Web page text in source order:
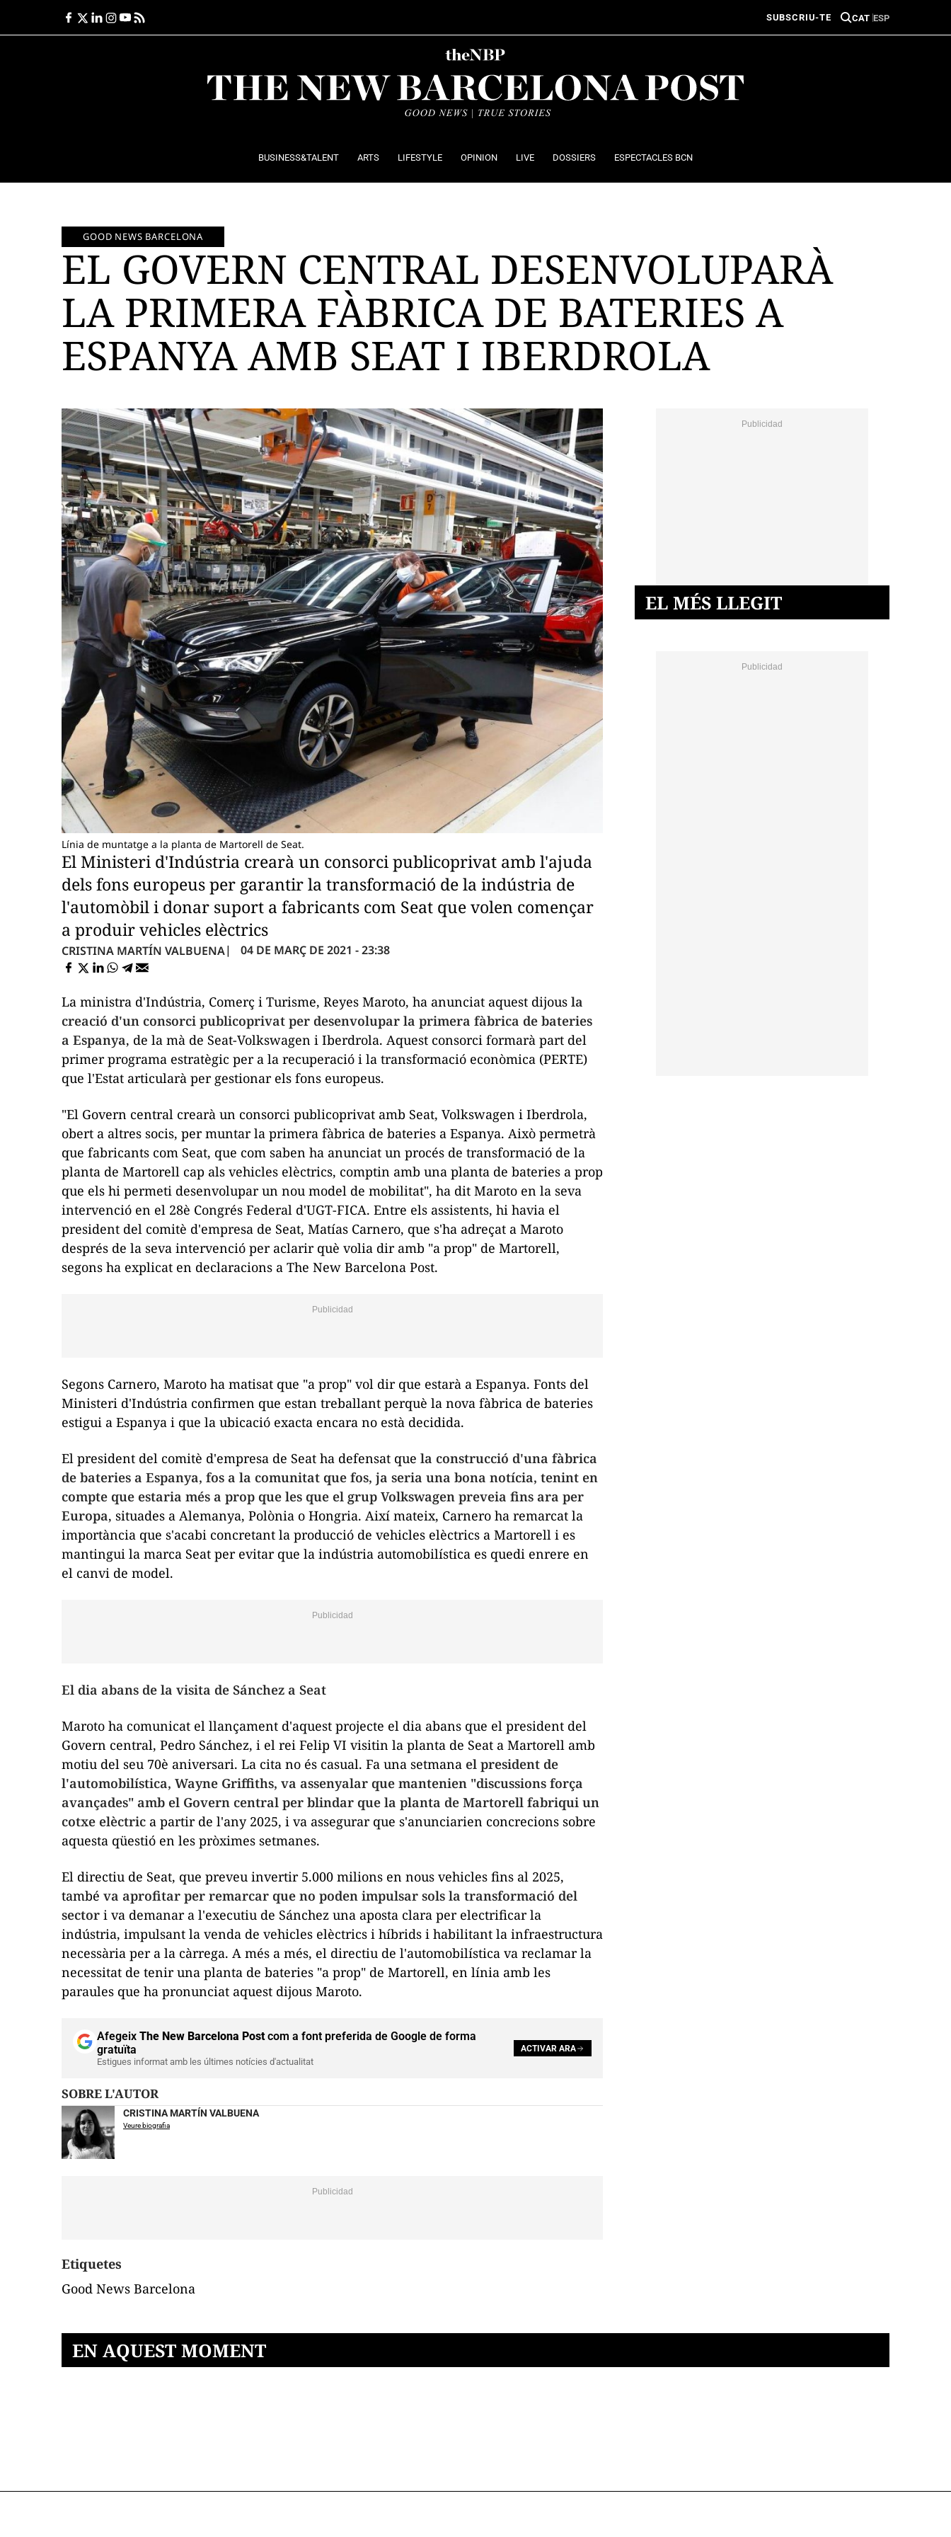
contenido
SUBSCRIU-TE CAT ESP
BUSINESS&TALENT ARTS LIFESTYLE OPINION LIVE DOSSIERS ESPECTACLES BCN
GOOD NEWS BARCELONA
EL GOVERN CENTRAL DESENVOLUPARÀ
LA PRIMERA FÀBRICA DE BATERIES A
ESPANYA AMB SEAT I IBERDROLA
Línia de muntatge a la planta de Martorell de Seat.
El Ministeri d'Indústria crearà un consorci publicoprivat amb l'ajuda
dels fons europeus per garantir la transformació de la indústria de
l'automòbil i donar suport a fabricants com Seat que volen començar
a produir vehicles elèctrics
CRISTINA MARTÍN VALBUENA 04 DE MARÇ DE 2021 - 23:38
La ministra d'Indústria, Comerç i Turisme, Reyes Maroto, ha anunciat aquest dijous la
creació d'un consorci publicoprivat per desenvolupar la primera fàbrica de bateries
a Espanya, de la mà de Seat-Volkswagen i Iberdrola. Aquest consorci formarà part del
primer programa estratègic per a la recuperació i la transformació econòmica (PERTE)
que l'Estat articularà per gestionar els fons europeus.
"El Govern central crearà un consorci publicoprivat amb Seat, Volkswagen i Iberdrola,
obert a altres socis, per muntar la primera fàbrica de bateries a Espanya. Això permetrà
que fabricants com Seat, que com saben ha anunciat un procés de transformació de la
planta de Martorell cap als vehicles elèctrics, comptin amb una planta de bateries a prop
que els hi permeti desenvolupar un nou model de mobilitat", ha dit Maroto en la seva
intervenció en el 28è Congrés Federal d'UGT-FICA. Entre els assistents, hi havia el
president del comitè d'empresa de Seat, Matías Carnero, que s'ha adreçat a Maroto
després de la seva intervenció per aclarir què volia dir amb "a prop" de Martorell,
segons ha explicat en declaracions a The New Barcelona Post.
Segons Carnero, Maroto ha matisat que "a prop" vol dir que estarà a Espanya. Fonts del
Ministeri d'Indústria confirmen que estan treballant perquè la nova fàbrica de bateries
estigui a Espanya i que la ubicació exacta encara no està decidida.
El president del comitè d'empresa de Seat ha defensat que la construcció d'una fàbrica
de bateries a Espanya, fos a la comunitat que fos, ja seria una bona notícia, tenint en
compte que estaria més a prop que les que el grup Volkswagen preveia fins ara per
Europa, situades a Alemanya, Polònia o Hongria. Així mateix, Carnero ha remarcat la
importància que s'acabi concretant la producció de vehicles elèctrics a Martorell i es
mantingui la marca Seat per evitar que la indústria automobilística es quedi enrere en
el canvi de model.
El dia abans de la visita de Sánchez a Seat
Maroto ha comunicat el llançament d'aquest projecte el dia abans que el president del
Govern central, Pedro Sánchez, i el rei Felip VI visitin la planta de Seat a Martorell amb
motiu del seu 70è aniversari. La cita no és casual. Fa una setmana el president de
l'automobilística, Wayne Griffiths, va assenyalar que mantenien "discussions força
avançades" amb el Govern central per blindar que la planta de Martorell fabriqui un
cotxe elèctric a partir de l'any 2025, i va assegurar que s'anunciarien concrecions sobre
aquesta qüestió en les pròximes setmanes.
El directiu de Seat, que preveu invertir 5.000 milions en nous vehicles fins al 2025,
també va aprofitar per remarcar que no poden impulsar sols la transformació del
sector i va demanar a l'executiu de Sánchez una aposta clara per electrificar la
indústria, impulsant la venda de vehicles elèctrics i híbrids i habilitant la infraestructura
necessària per a la càrrega. A més a més, el directiu de l'automobilística va reclamar la
necessitat de tenir una planta de bateries "a prop" de Martorell, en línia amb les
paraules que ha pronunciat aquest dijous Maroto.
Afegeix The New Barcelona Postcom a font preferida de Google de forma
gratuïta
Estigues informat amb les últimes notícies d'actualitat
ACTIVAR ARA
SOBRE L'AUTOR
CRISTINA MARTÍN VALBUENA
Veure biografia
Etiquetes
Good News Barcelona
EL MÉS LLEGIT
EN AQUEST MOMENT